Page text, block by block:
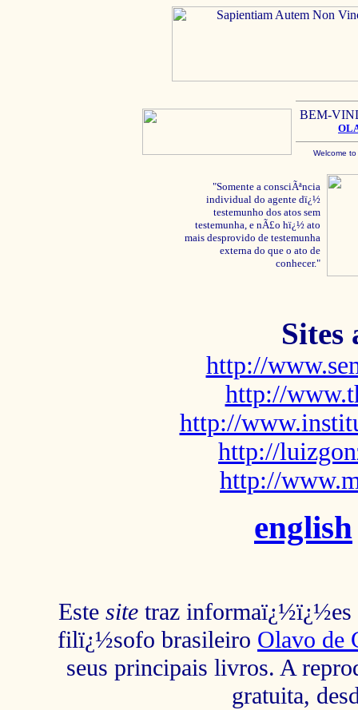
BEM-
Welcome
"Somente a consciÃªncia
individual do agente dï¿½
testemunho dos atos sem
testemunha, e nÃ£o hï¿½ ato
mais desprovido de testemunha
externa do que o ato de
conhecer."
Sites
http://
http://
http://
http://
http://
english
Este site traz informaï¿½ï¿½es
filï¿½sofo brasileiro Olavo de
seus principais livros. A
gratuita,